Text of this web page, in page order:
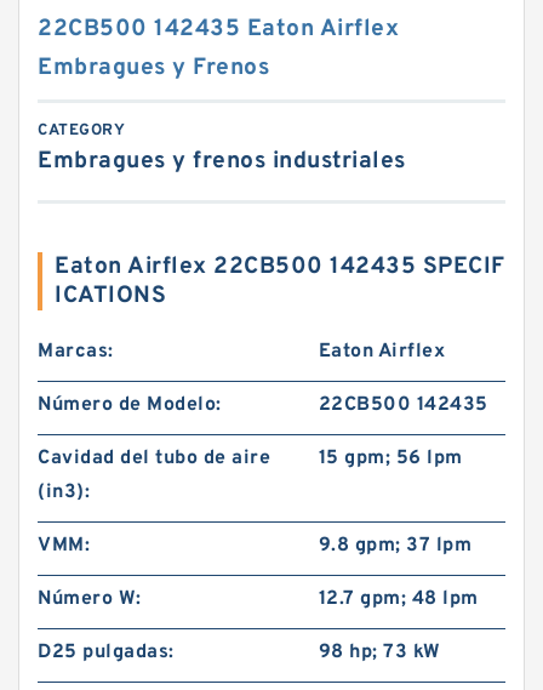
22CB500 142435 Eaton Airflex
Embragues y Frenos
CATEGORY
Embragues y frenos industriales
Eaton Airflex 22CB500 142435 SPECIF
ICATIONS
Marcas: Eaton Airflex
Número de Modelo: 22CB500 142435
Cavidad del tubo de aire
(in3):
15 gpm; 56 lpm
VMM: 9.8 gpm; 37 lpm
Número W: 12.7 gpm; 48 lpm
D25 pulgadas: 98 hp; 73 kW